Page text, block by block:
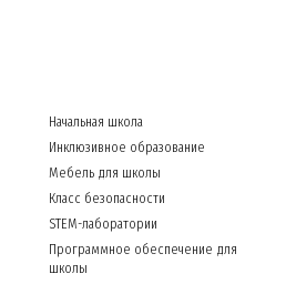
Начальная школа
Инклюзивное образование
Мебель для школы
Класс безопасности
STEM-лаборатории
Программное обеспечение для
школы